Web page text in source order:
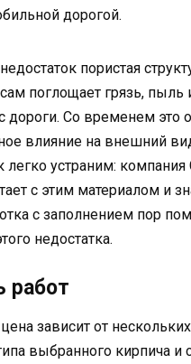
дорогой.
пористая
поглощает грязь, пыль
дороги. Со временем это
влияние на внешний
легко устраним: компания
с этим материалом и
с заполнением пор
недостатка.
работ
зависит от
выбранного кирпича и